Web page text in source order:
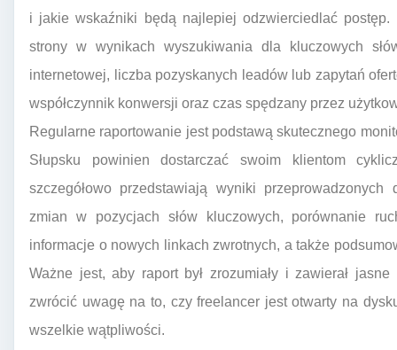
i jakie wskaźniki będą najlepiej odzwierciedlać
strony w wynikach wyszukiwania dla kluczowych
internetowej, liczba pozyskanych leadów lub zapytań
współczynnik konwersji oraz czas spędzany przez
Regularne raportowanie jest podstawą skutecznego
Słupsku powinien dostarczać swoim klientom
szczegółowo przedstawiają wyniki
zmian w pozycjach słów kluczowych, porównanie
informacje o nowych linkach zwrotnych, a także
Ważne jest, aby raport był zrozumiały i zawierał
zwrócić uwagę na to, czy freelancer jest otwarty na
wszelkie wątpliwości.